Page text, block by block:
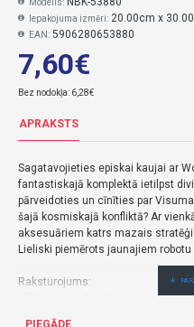
7,60€
Bez nodokļa: 6,28€
Modelis:
Iepakojuma izmēri: 20.00cm x
EAN: 5906280653880
APRAKSTS
Sagatavojieties episkai kaujai ar
fantastiskajā komplektā ietilpst
pārveidoties un cīnīties par
šajā kosmiskajā konfliktā? Ar
aksesuāriem katrs mazais
Lieliski piemērots jaunajiem
Raksturojums:
- Bērniem no 3 gadu vecuma